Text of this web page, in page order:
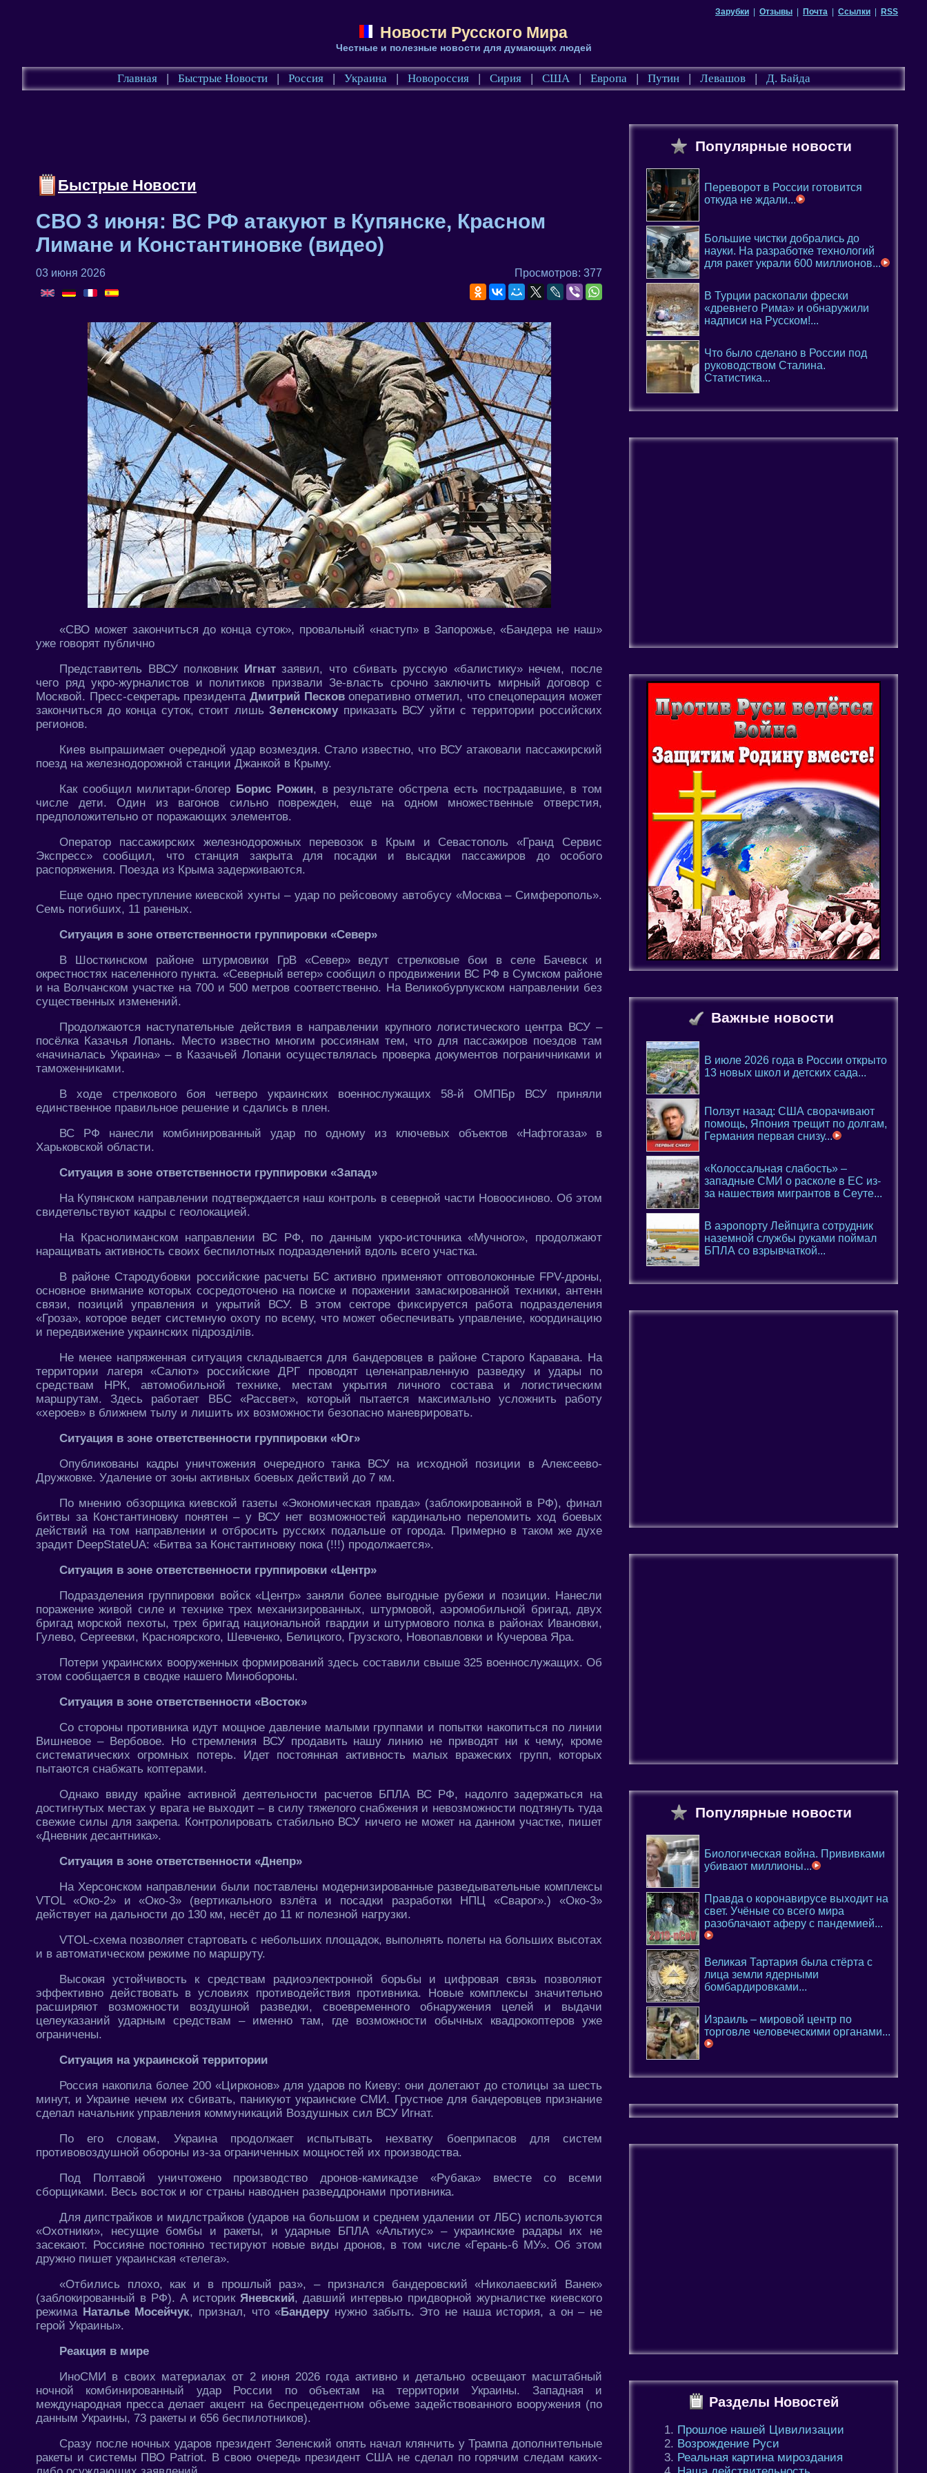
Зарубки Отзывы Почта Ссылки RSS
Новости Русского Мира
Честные и полезные новости для думающих людей
Главная | Быстрые Новости | Россия | Украина | Новороссия | Сирия | США | Европа | Путин | Левашов | Д. Байда
Быстрые Новости
СВО 3 июня: ВС РФ атакуют в Купянске, Красном
Лимане и Константиновке (видео)
03 июня 2026 Просмотров: 377
«СВО может закончиться до конца суток», провальный «наступ» в Запорожье, «Бандера не наш»
уже говорят публично
Представитель ВВСУ полковник Игнатзаявил, что сбивать русскую «балистику» нечем, после
чего ряд укро-журналистов и политиков призвали Зе-власть срочно заключить мирный договор с
Москвой. Пресс-секретарь президента Дмитрий Песковоперативно отметил, что спецоперация может
закончиться до конца суток, стоит лишь Зеленскомуприказать ВСУ уйти с территории российских
регионов.
Киев выпрашимает очередной удар возмездия. Стало известно, что ВСУ атаковали пассажирский
поезд на железнодорожной станции Джанкой в Крыму.
Как сообщил милитари-блогер Борис Рожин, в результате обстрела есть пострадавшие, в том
числе дети. Один из вагонов сильно поврежден, еще на одном множественные отверстия,
предположительно от поражающих элементов.
Оператор пассажирских железнодорожных перевозок в Крым и Севастополь «Гранд Сервис
Экспресс» сообщил, что станция закрыта для посадки и высадки пассажиров до особого
распоряжения. Поезда из Крыма задерживаются.
Еще одно преступление киевской хунты – удар по рейсовому автобусу «Москва – Симферополь».
Семь погибших, 11 раненых.
Ситуация в зоне ответственности группировки «Север»
В Шосткинском районе штурмовики ГрВ «Север» ведут стрелковые бои в селе Бачевск и
окрестностях населенного пункта. «Северный ветер» сообщил о продвижении ВС РФ в Сумском районе
и на Волчанском участке на 700 и 500 метров соответственно. На Великобурлукском направлении без
существенных изменений.
Продолжаются наступательные действия в направлении крупного логистического центра ВСУ –
посёлка Казачья Лопань. Место известно многим россиянам тем, что для пассажиров поездов там
«начиналась Украина» – в Казачьей Лопани осуществлялась проверка документов пограничниками и
таможенниками.
В ходе стрелкового боя четверо украинских военнослужащих 58-й ОМПБр ВСУ приняли
единственное правильное решение и сдались в плен.
ВС РФ нанесли комбинированный удар по одному из ключевых объектов «Нафтогаза» в
Харьковской области.
Ситуация в зоне ответственности группировки «Запад»
На Купянском направлении подтверждается наш контроль в северной части Новоосиново. Об этом
свидетельствуют кадры с геолокацией.
На Краснолиманском направлении ВС РФ, по данным укро-источника «Мучного», продолжают
наращивать активность своих беспилотных подразделений вдоль всего участка.
В районе Стародубовки российские расчеты БС активно применяют оптоволоконные FPV-дроны,
основное внимание которых сосредоточено на поиске и поражении замаскированной техники, антенн
связи, позиций управления и укрытий ВСУ. В этом секторе фиксируется работа подразделения
«Гроза», которое ведет системную охоту по всему, что может обеспечивать управление, координацию
и передвижение украинских пiдроздiлiв.
Не менее напряженная ситуация складывается для бандеровцев в районе Старого Каравана. На
территории лагеря «Салют» российские ДРГ проводят целенаправленную разведку и удары по
средствам НРК, автомобильной технике, местам укрытия личного состава и логистическим
маршрутам. Здесь работает ВБС «Рассвет», который пытается максимально усложнить работу
«хероев» в ближнем тылу и лишить их возможности безопасно маневрировать.
Ситуация в зоне ответственности группировки «Юг»
Опубликованы кадры уничтожения очередного танка ВСУ на исходной позиции в Алексеево-
Дружковке. Удаление от зоны активных боевых действий до 7 км.
По мнению обзорщика киевской газеты «Экономическая правда» (заблокированной в РФ), финал
битвы за Константиновку понятен – у ВСУ нет возможностей кардинально переломить ход боевых
действий на том направлении и отбросить русских подальше от города. Примерно в таком же духе
зрадит DeepStateUA: «Битва за Константиновку пока (!!!) продолжается».
Ситуация в зоне ответственности группировки «Центр»
Подразделения группировки войск «Центр» заняли более выгодные рубежи и позиции. Нанесли
поражение живой силе и технике трех механизированных, штурмовой, аэромобильной бригад, двух
бригад морской пехоты, трех бригад национальной гвардии и штурмового полка в районах Ивановки,
Гулево, Сергеевки, Красноярского, Шевченко, Белицкого, Грузского, Новопавловки и Кучерова Яра.
Потери украинских вооруженных формирований здесь составили свыше 325 военнослужащих. Об
этом сообщается в сводке нашего Минобороны.
Ситуация в зоне ответственности «Восток»
Со стороны противника идут мощное давление малыми группами и попытки накопиться по линии
Вишневое – Вербовое. Но стремления ВСУ продавить нашу линию не приводят ни к чему, кроме
систематических огромных потерь. Идет постоянная активность малых вражеских групп, которых
пытаются снабжать коптерами.
Однако ввиду крайне активной деятельности расчетов БПЛА ВС РФ, надолго задержаться на
достигнутых местах у врага не выходит – в силу тяжелого снабжения и невозможности подтянуть туда
свежие силы для закрепа. Контролировать стабильно ВСУ ничего не может на данном участке, пишет
«Дневник десантника».
Ситуация в зоне ответственности «Днепр»
На Херсонском направлении были поставлены модернизированные разведывательные комплексы
VTOL «Око-2» и «Око-3» (вертикального взлёта и посадки разработки НПЦ «Сварог».) «Око-3»
действует на дальности до 130 км, несёт до 11 кг полезной нагрузки.
VTOL-схема позволяет стартовать с небольших площадок, выполнять полеты на больших высотах
и в автоматическом режиме по маршруту.
Высокая устойчивость к средствам радиоэлектронной борьбы и цифровая связь позволяют
эффективно действовать в условиях противодействия противника. Новые комплексы значительно
расширяют возможности воздушной разведки, своевременного обнаружения целей и выдачи
целеуказаний ударным средствам – именно там, где возможности обычных квадрокоптеров уже
ограничены.
Ситуация на украинской территории
Россия накопила более 200 «Цирконов» для ударов по Киеву: они долетают до столицы за шесть
минут, и Украине нечем их сбивать, паникуют украинские СМИ. Грустное для бандеровцев признание
сделал начальник управления коммуникаций Воздушных сил ВСУ Игнат.
По его словам, Украина продолжает испытывать нехватку боеприпасов для систем
противовоздушной обороны из-за ограниченных мощностей их производства.
Под Полтавой уничтожено производство дронов-камикадзе «Рубака» вместе со всеми
сборщиками. Весь восток и юг страны наводнен разведдронами противника.
Для дипстрайков и мидлстрайков (ударов на большом и среднем удалении от ЛБС) используются
«Охотники», несущие бомбы и ракеты, и ударные БПЛА «Альтиус» – украинские радары их не
засекают. Россияне постоянно тестируют новые виды дронов, в том числе «Герань-6 МУ». Об этом
дружно пишет украинская «телега».
«Отбились плохо, как и в прошлый раз», – признался бандеровский «Николаевский Ванек»
(заблокированный в РФ). А историк Яневский, давший интервью придворной журналистке киевского
режима Наталье Мосейчук, признал, что «Бандерунужно забыть. Это не наша история, а он – не
герой Украины».
Реакция в мире
ИноСМИ в своих материалах от 2 июня 2026 года активно и детально освещают масштабный
ночной комбинированный удар России по объектам на территории Украины. Западная и
международная пресса делает акцент на беспрецедентном объеме задействованного вооружения (по
данным Украины, 73 ракеты и 656 беспилотников).
Сразу после ночных ударов президент Зеленский опять начал клянчить у Трампа дополнительные
ракеты и системы ПВО Patriot. В свою очередь президент США не сделал по горячим следам каких-
Популярные новости
Переворот в России готовится
откуда не ждали...
Большие чистки добрались до
науки. На разработке технологий
для ракет украли 600 миллионов...
В Турции раскопали фрески
«древнего Рима» и обнаружили
надписи на Русском!...
Что было сделано в России под
руководством Сталина.
Статистика...
Важные новости
В июле 2026 года в России открыто
13 новых школ и детских сада...
Ползут назад: США сворачивают
помощь, Япония трещит по долгам,
Германия первая снизу...
«Колоссальная слабость» –
западные СМИ о расколе в ЕС из-
за нашествия мигрантов в Сеуте...
В аэропорту Лейпцига сотрудник
наземной службы руками поймал
БПЛА со взрывчаткой...
Популярные новости
Биологическая война. Прививками
убивают миллионы...
Правда о коронавирусе выходит на
свет. Учёные со всего мира
разоблачают аферу с пандемией...
Великая Тартария была стёрта с
лица земли ядерными
бомбардировками...
Израиль – мировой центр по
торговле человеческими органами...
Разделы Новостей
Прошлое нашей Цивилизации
Возрождение Руси
Реальная картина мироздания